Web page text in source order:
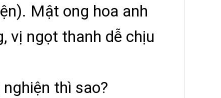
Mật ong hoa anh
vị ngọt thanh dễ chịu
thì sao?